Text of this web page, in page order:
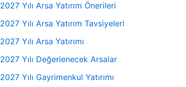
2027 Yılı Arsa Yatırım Önerileri
2027 Yılı Arsa Yatırım Tavsiyeleri
2027 Yılı Arsa Yatırımı
2027 Yılı Değerlenecek Arsalar
2027 Yılı Gayrimenkul Yatırımı